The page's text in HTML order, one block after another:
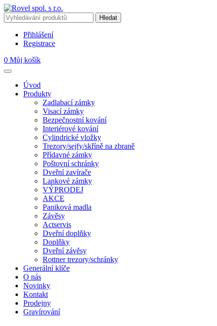
Přihlášení
Registrace
0 Můj košík
Úvod
Produkty
Zadlabací zámky
Visací zámky
Bezpečnostní kování
Interiérové kování
Cylindrické vložky
Trezory/sejfy/skříně na zbraně
Přídavné zámky
Poštovní schránky
Dveřní zavírače
Lankové zámky
VÝPRODEJ
AKCE
Paniková madla
Závěsy
Actservis
Dveřní doplňky
Doplňky
Dveřní závěsy
Rottner trezory/schránky
Generální klíče
O nás
Novinky
Kontakt
Prodejny
Gravírování